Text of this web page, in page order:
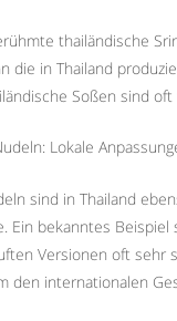
thailändische
die in Thailand
Soßen sind
Lokale
sind in Thailand
bekanntes Beispiel
Versionen oft
den internationalen